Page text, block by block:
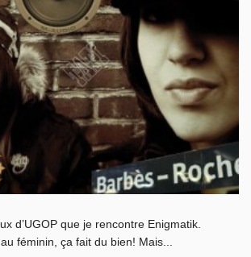
d’UGOP que je rencontre Enigmatik.
féminin, ça fait du bien! Mais...